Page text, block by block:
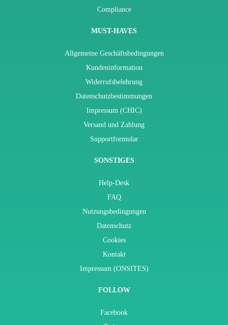
Compliance
MUST-HAVES
Allgemeine Geschäftsbedingungen
Kundeninformation
Widerrufsbelehrung
Datenschutzbestimmungen
Impressum (CHIC)
Versand und Zahlung
Supportformular
SONSTIGES
Help-Desk
FAQ
Nutzungsbedingungen
Datenschutz
Cookies
Kontakt
Impressum (ONSITES)
FOLLOW
Facebook